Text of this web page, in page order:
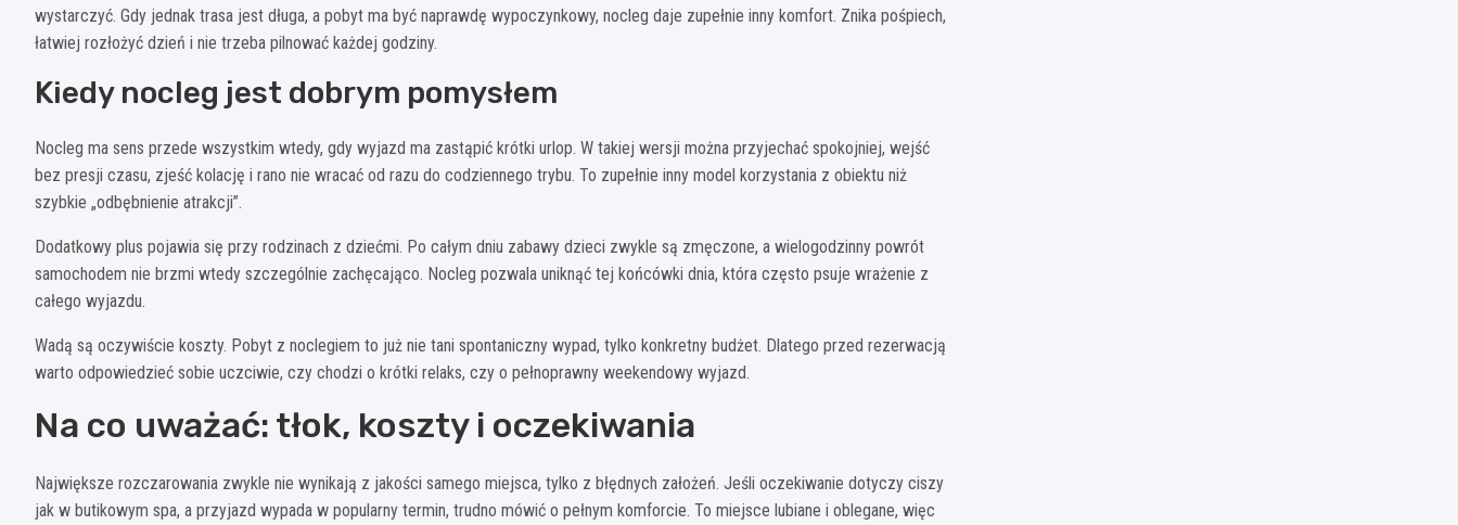
wystarczyć. Gdy jednak trasa jest długa, a pobyt ma być naprawdę wypoczynkowy, nocleg daje zupełnie inny komfort. Znika pośpiech,
łatwiej rozłożyć dzień i nie trzeba pilnować każdej godziny.
Kiedy nocleg jest dobrym pomysłem
Nocleg ma sens przede wszystkim wtedy, gdy wyjazd ma zastąpić krótki urlop. W takiej wersji można przyjechać spokojniej, wejść
bez presji czasu, zjeść kolację i rano nie wracać od razu do codziennego trybu. To zupełnie inny model korzystania z obiektu niż
szybkie „odbębnienie atrakcji”.
Dodatkowy plus pojawia się przy rodzinach z dziećmi. Po całym dniu zabawy dzieci zwykle są zmęczone, a wielogodzinny powrót
samochodem nie brzmi wtedy szczególnie zachęcająco. Nocleg pozwala uniknąć tej końcówki dnia, która często psuje wrażenie z
całego wyjazdu.
Wadą są oczywiście koszty. Pobyt z noclegiem to już nie tani spontaniczny wypad, tylko konkretny budżet. Dlatego przed rezerwacją
warto odpowiedzieć sobie uczciwie, czy chodzi o krótki relaks, czy o pełnoprawny weekendowy wyjazd.
Na co uważać: tłok, koszty i oczekiwania
Największe rozczarowania zwykle nie wynikają z jakości samego miejsca, tylko z błędnych założeń. Jeśli oczekiwanie dotyczy ciszy
jak w butikowym spa, a przyjazd wypada w popularny termin, trudno mówić o pełnym komforcie. To miejsce lubiane i oblegane, więc